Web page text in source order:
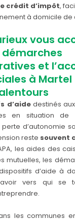
crédit d’impôt,
à domicile de
vous
et
à
d’aidedestinés
en situation de
d’autonomie
reste souvent
les aides des
mutuelles, les
d’aide à
vers qui se
les communes